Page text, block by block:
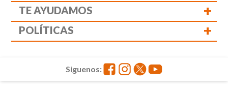
TE AYUDAMOS +
POLÍTICAS +
Siguenos: